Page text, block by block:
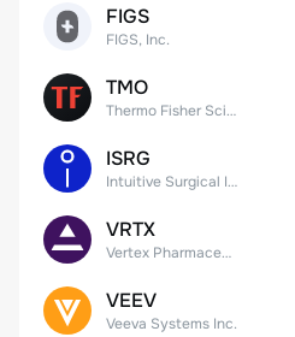
FIGS
FIGS, Inc.
TMO
Thermo Fisher Scientific, Inc.
ISRG
Intuitive Surgical Inc.
VRTX
Vertex Pharmaceuticals Inc
VEEV
Veeva Systems Inc.